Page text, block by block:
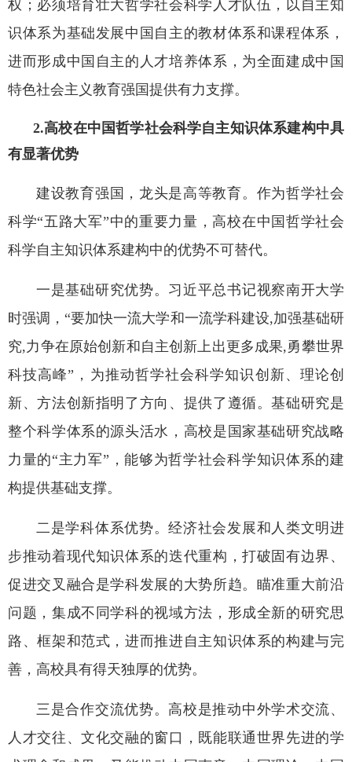
权；必须培育壮大哲学社会科学人才队伍，以自主知
识体系为基础发展中国自主的教材体系和课程体系，
进而形成中国自主的人才培养体系，为全面建成中国
特色社会主义教育强国提供有力支撑。
2.高校在中国哲学社会科学自主知识体系建构中具
有显著优势
建设教育强国，龙头是高等教育。作为哲学社会
科学“五路大军”中的重要力量，高校在中国哲学社会
科学自主知识体系建构中的优势不可替代。
一是基础研究优势。习近平总书记视察南开大学
时强调，“要加快一流大学和一流学科建设,加强基础研
究,力争在原始创新和自主创新上出更多成果,勇攀世界
科技高峰”，为推动哲学社会科学知识创新、理论创
新、方法创新指明了方向、提供了遵循。基础研究是
整个科学体系的源头活水，高校是国家基础研究战略
力量的“主力军”，能够为哲学社会科学知识体系的建
构提供基础支撑。
二是学科体系优势。经济社会发展和人类文明进
步推动着现代知识体系的迭代重构，打破固有边界、
促进交叉融合是学科发展的大势所趋。瞄准重大前沿
问题，集成不同学科的视域方法，形成全新的研究思
路、框架和范式，进而推进自主知识体系的构建与完
善，高校具有得天独厚的优势。
三是合作交流优势。高校是推动中外学术交流、
人才交往、文化交融的窗口，既能联通世界先进的学